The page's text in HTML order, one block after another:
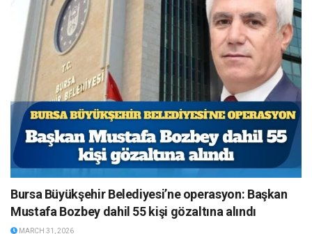
Bursa Büyükşehir Belediyesi’ne operasyon: Başkan
Mustafa Bozbey dahil 55 kişi gözaltına alındı
MARCH 31, 2026